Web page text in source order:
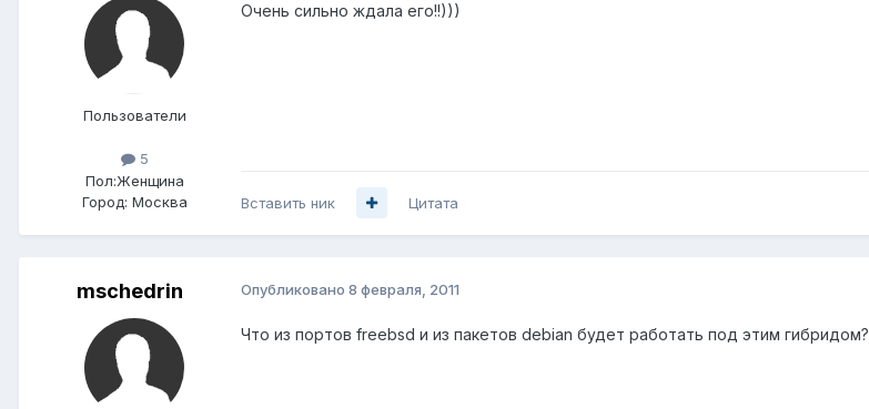
Пользователи
5
Пол:Женщина
Город: Москва
Очень сильно ждала его!!)))
Вставить ник Цитата
mschedrin Опубликовано 8 февраля, 2011
Что из портов freebsd и из пакетов debian будет работать под этим гибридом?